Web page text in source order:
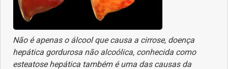
Não é apenas o álcool que causa a cirrose, doença
hepática gordurosa não alcoólica, conhecida como
esteatose hepática também é uma das causas da